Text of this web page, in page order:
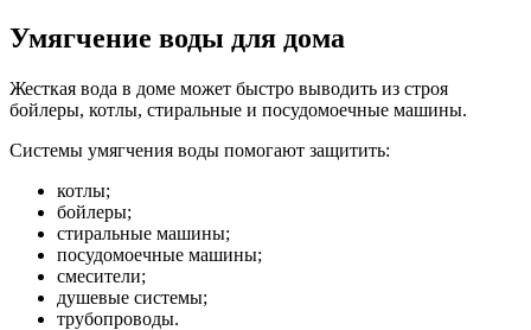
Умягчение воды для дома
Жесткая вода в доме может быстро выводить из строя
бойлеры, котлы, стиральные и посудомоечные машины.
Системы умягчения воды помогают защитить:
котлы;
бойлеры;
стиральные машины;
посудомоечные машины;
смесители;
душевые системы;
трубопроводы.